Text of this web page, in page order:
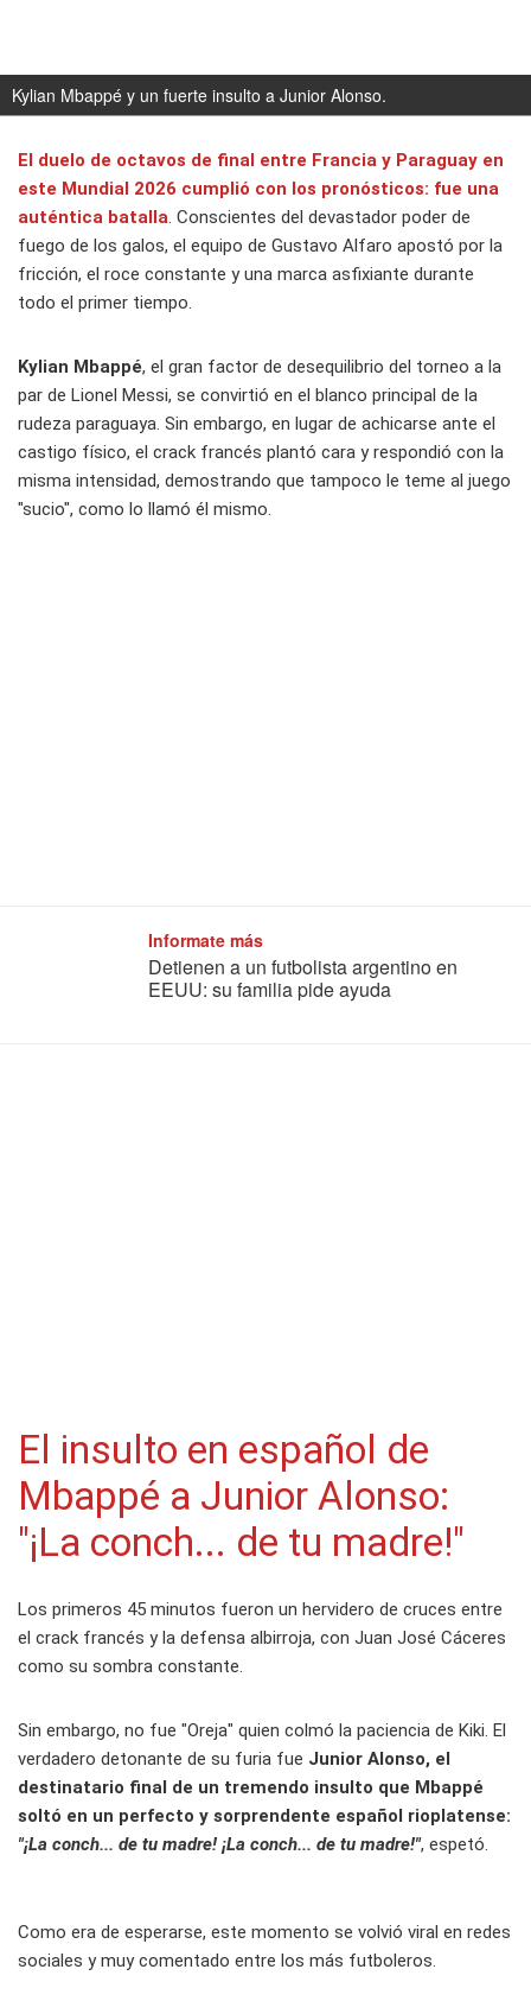
Kylian Mbappé y un fuerte insulto a Junior Alonso.
El duelo de octavos de final entre Francia y Paraguay en
este Mundial 2026 cumplió con los pronósticos: fue una
auténtica batalla. Conscientes del devastador poder de
fuego de los galos, el equipo de Gustavo Alfaro apostó por la
fricción, el roce constante y una marca asfixiante durante
todo el primer tiempo.
Kylian Mbappé, el gran factor de desequilibrio del torneo a la
par de Lionel Messi, se convirtió en el blanco principal de la
rudeza paraguaya. Sin embargo, en lugar de achicarse ante el
castigo físico, el crack francés plantó cara y respondió con la
misma intensidad, demostrando que tampoco le teme al juego
"sucio", como lo llamó él mismo.
Informate más
Detienen a un futbolista argentino en
EEUU: su familia pide ayuda
El insulto en español de
Mbappé a Junior Alonso:
"¡La conch... de tu madre!"
Los primeros 45 minutos fueron un hervidero de cruces entre
el crack francés y la defensa albirroja, con Juan José Cáceres
como su sombra constante.
Sin embargo, no fue "Oreja" quien colmó la paciencia de Kiki. El
verdadero detonante de su furia fue Junior Alonso, el
destinatario final de un tremendo insulto que Mbappé
soltó en un perfecto y sorprendente español rioplatense:
"¡La conch... de tu madre! ¡La conch... de tu madre!", espetó.
Como era de esperarse, este momento se volvió viral en redes
sociales y muy comentado entre los más futboleros.